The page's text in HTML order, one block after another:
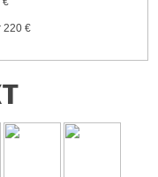
220 €